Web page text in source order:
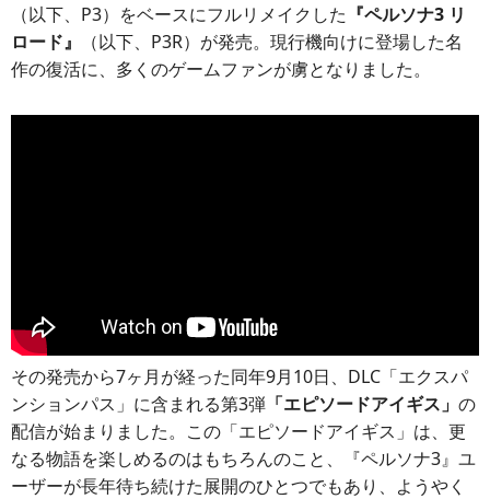
（以下、P3）をベースにフルリメイクした 『ペルソナ3 リ
ロード』
（以下、P3R）が発売。現行機向けに登場した名
作の復活に、多くのゲームファンが虜となりました。
その発売から7ヶ月が経った同年9月10日、DLC「エクスパ
ンションパス」に含まれる第3弾 「エピソードアイギス」 の
配信が始まりました。この「エピソードアイギス」は、更
なる物語を楽しめるのはもちろんのこと、『ペルソナ3』ユ
ーザーが長年待ち続けた展開のひとつでもあり、ようやく